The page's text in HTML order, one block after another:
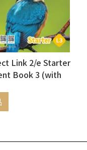
Link 2/e Starter
Book 3 (with